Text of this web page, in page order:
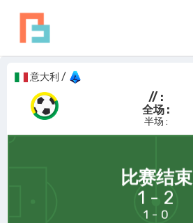
意大利 /
// :
全场 :
半场 :
比赛结束
1 - 2
1 - 0